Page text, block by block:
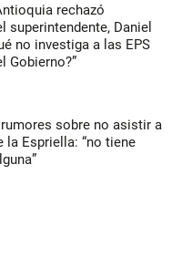
rechazó
superintendente, Daniel
no investiga a las EPS
Gobierno?”
sobre no asistir a
la Espriella: “no tiene